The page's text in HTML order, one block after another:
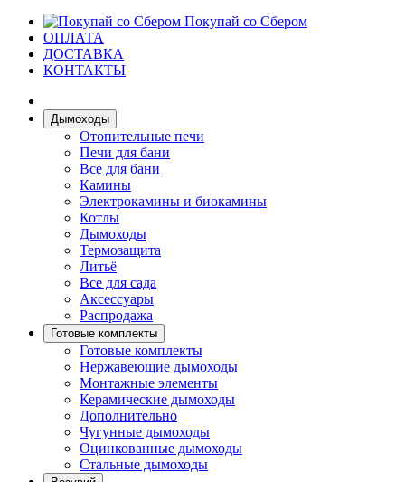
Покупай со Сбером
ОПЛАТА
ДОСТАВКА
КОНТАКТЫ
Дымоходы
Отопительные печи
Печи для бани
Все для бани
Камины
Электрокамины и биокамины
Котлы
Дымоходы
Термозащита
Литьё
Все для сада
Аксессуары
Распродажа
Готовые комплекты
Готовые комплекты
Нержавеющие дымоходы
Монтажные элементы
Керамические дымоходы
Дополнительно
Чугунные дымоходы
Оцинкованные дымоходы
Стальные дымоходы